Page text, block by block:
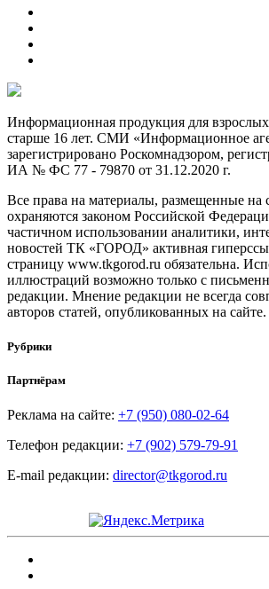
Информационная продукция для взрослых
старше 16 лет. СМИ «Информационное
зарегистрировано Роскомнадзором,
ИА № ФС 77 - 79870 от 31.12.2020 г.
Все права на материалы, размещенные на
охраняются законом Российской
частичном использовании аналитики,
новостей ТК «ГОРОД» активная
страницу www.tkgorod.ru обязательна.
иллюстраций возможно только с
редакции. Мнение редакции не всегда
авторов статей, опубликованных на сайте.
Рубрики
Партнёрам
Реклама на сайте: +7 (950) 080-02-64
Телефон редакции: +7 (902) 579-79-91
E-mail редакции: director@tkgorod.ru